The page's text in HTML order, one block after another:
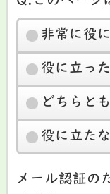
非常に役
役に立った
どちらと
役に立た
メール認証の